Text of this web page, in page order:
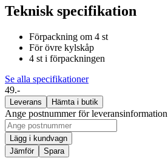
Teknisk specifikation
Förpackning om 4 st
För övre kylskåp
4 st i förpackningen
Se alla specifikationer
49.-
Leverans Hämta i butik
Ange postnummer för leveransinformation
Lägg i kundvagn
Jämför
Spara